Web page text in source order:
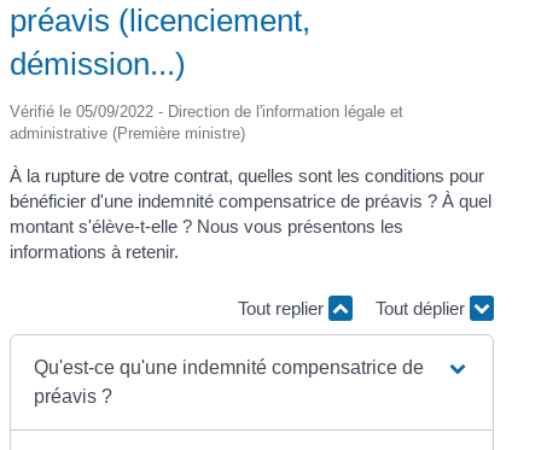
préavis (licenciement,
démission...)
Vérifié le 05/09/2022 - Direction de l'information légale et
administrative (Première ministre)
À la rupture de votre contrat, quelles sont les conditions pour
bénéficier d'une indemnité compensatrice de préavis ? À quel
montant s'élève-t-elle ? Nous vous présentons les
informations à retenir.
Tout replier Tout déplier
Qu'est-ce qu'une indemnité compensatrice de
préavis ?